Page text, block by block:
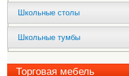
Школьные столы
Школьные тумбы
Торговая мебель